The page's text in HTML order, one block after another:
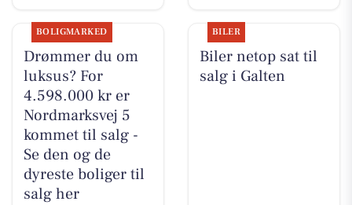
BOLIGMARKED
Drømmer du om
luksus? For
4.598.000 kr er
Nordmarksvej 5
kommet til salg -
Se den og de
dyreste boliger til
salg her
BILER
Biler netop sat til
salg i Galten